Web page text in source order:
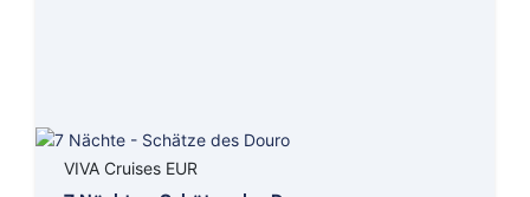
VIVA Cruises EUR